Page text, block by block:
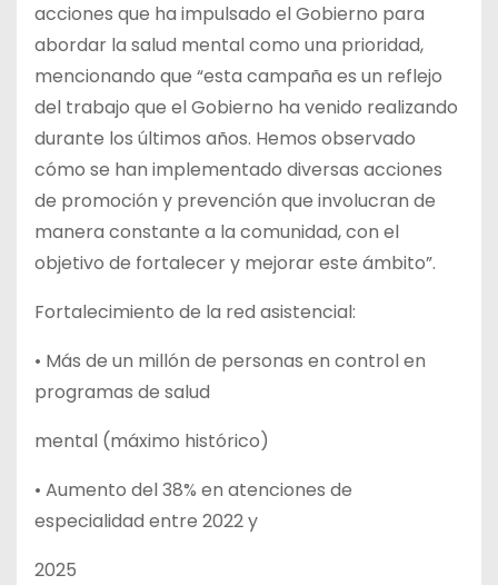
acciones que ha impulsado el Gobierno para
abordar la salud mental como una prioridad,
mencionando que “esta campaña es un reflejo
del trabajo que el Gobierno ha venido realizando
durante los últimos años. Hemos observado
cómo se han implementado diversas acciones
de promoción y prevención que involucran de
manera constante a la comunidad, con el
objetivo de fortalecer y mejorar este ámbito”.
Fortalecimiento de la red asistencial:
• Más de un millón de personas en control en
programas de salud
mental (máximo histórico)
• Aumento del 38% en atenciones de
especialidad entre 2022 y
2025